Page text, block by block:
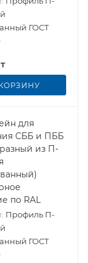
ГОСТ
для
СББ и ПББ
из П-
по RAL
Профиль П-
ГОСТ